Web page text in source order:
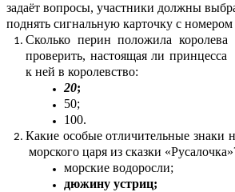
задаёт вопросы, участники должны
поднять сигнальную карточку с номером
Сколько перин положила
проверить, настоящая ли
к ней в королевство:
20;
50;
100.
Какие особые отличительные знаки
морского царя из сказки
морские водоросли;
дюжину устриц;